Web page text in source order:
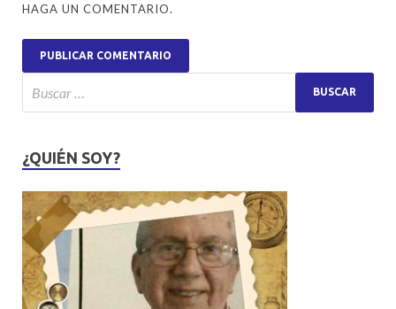
HAGA UN COMENTARIO.
¿QUIÉN SOY?